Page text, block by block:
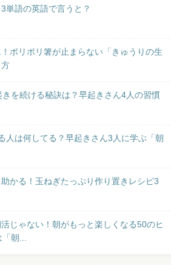
3単語の英語で言うと？
ポリポリ箸が止まらない「きゅうりの生
を続ける秘訣は？早起きさん4人の習慣
人は何してる？早起きさん3人に学ぶ「朝
かる！玉ねぎたっぷり作り置きレシピ3
じゃない！朝がもっと楽しくなる50のヒ
朝...